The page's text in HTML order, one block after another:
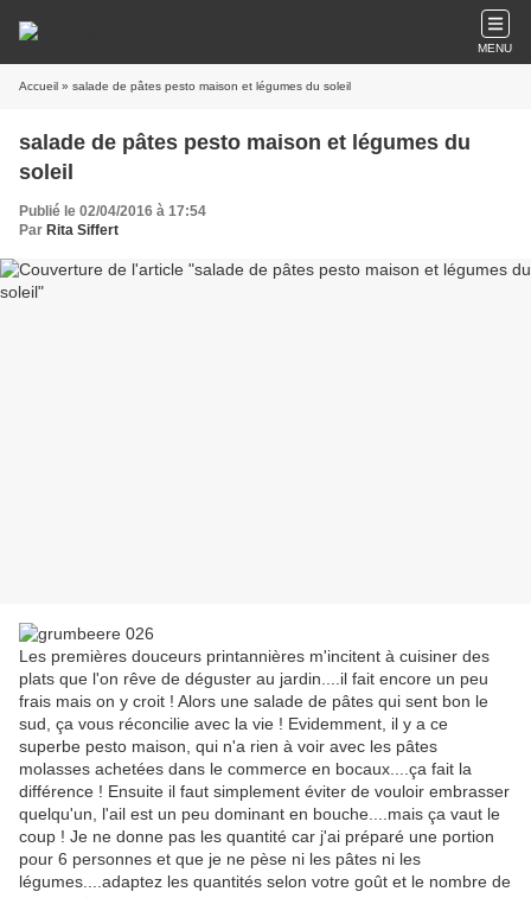
MENU
Accueil » salade de pâtes pesto maison et légumes du soleil
salade de pâtes pesto maison et légumes du
soleil
Publié le 02/04/2016 à 17:54
Par Rita Siffert
Les premières douceurs printannières m'incitent à cuisiner des
plats que l'on rêve de déguster au jardin....il fait encore un peu
frais mais on y croit ! Alors une salade de pâtes qui sent bon le
sud, ça vous réconcilie avec la vie ! Evidemment, il y a ce
superbe pesto maison, qui n'a rien à voir avec les pâtes
molasses achetées dans le commerce en bocaux....ça fait la
différence ! Ensuite il faut simplement éviter de vouloir embrasser
quelqu'un, l'ail est un peu dominant en bouche....mais ça vaut le
coup ! Je ne donne pas les quantité car j'ai préparé une portion
pour 6 personnes et que je ne pèse ni les pâtes ni les
légumes....adaptez les quantités selon votre goût et le nombre de